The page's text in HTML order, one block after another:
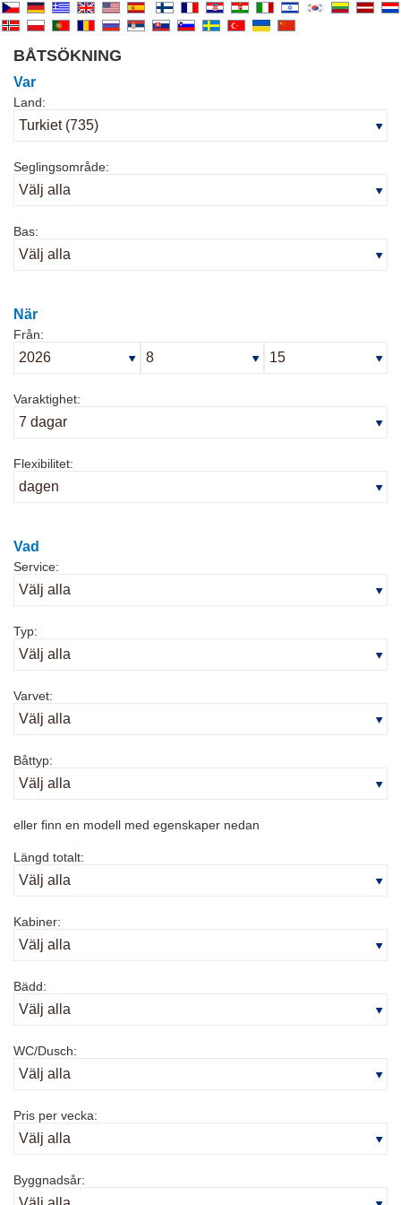
BÅTSÖKNING
Var
Land:
Seglingsområde:
Bas:
När
Från:
Varaktighet:
Flexibilitet:
Vad
Service:
Typ:
Varvet:
Båttyp:
eller finn en modell med egenskaper nedan
Längd totalt:
Kabiner:
Bädd:
WC/Dusch:
Pris per vecka:
Byggnadsår: